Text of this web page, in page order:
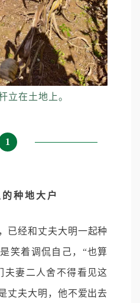
立在土地上。
1
种地大户
已经和丈夫大明一起种
笑着调侃自己，“也算
夫妻二人舍不得看见这
丈夫大明，他不爱出去